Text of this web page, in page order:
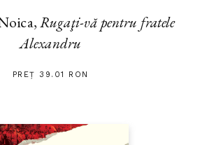
Rugaţi-vă pentru fratele
Alexandru
PREȚ 39.01 RON